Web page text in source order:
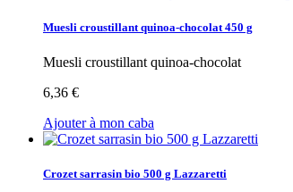
Muesli croustillant quinoa-chocolat 450 g
Muesli croustillant quinoa-chocolat
6,36 €
Ajouter à mon caba
Crozet sarrasin bio 500 g Lazzaretti